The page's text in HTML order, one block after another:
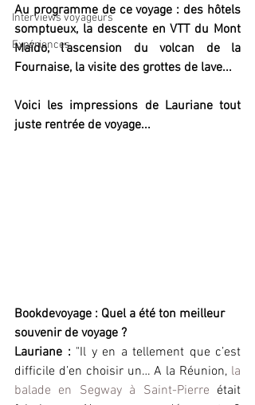
Interviews voyageurs
Expériences
Au programme de ce voyage : des hôtels
somptueux, la descente en VTT du Mont
Maïdo, l'ascension du volcan de la
Fournaise, la visite des grottes de lave...
Voici les impressions de Lauriane tout
juste rentrée de voyage...
Bookdevoyage : Quel a été ton meilleur
souvenir de voyage ?
Lauriane : "Il y en a tellement que c’est
difficile d’en choisir un… A la Réunion, la
balade en Segway à Saint-Pierre était